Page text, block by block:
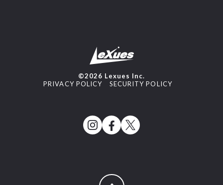
©2026 Lexues Inc.
PRIVACY POLICY
SECURITY POLICY
ページトップへ戻る